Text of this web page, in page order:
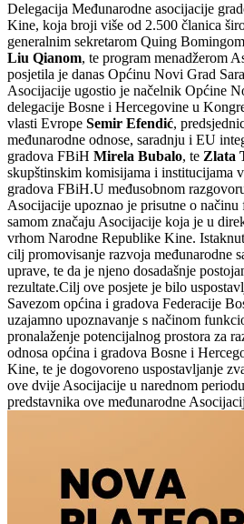
Delegacija Međunarodne asocijacije
Kine, koja broji više od 2.500 članica
generalnim sekretarom Quing
Liu Qianom, te program menadžerom
posjetila je danas Općinu Novi Grad
Asocijacije ugostio je načelnik Općine
delegacije Bosne i Hercegovine u
vlasti Evrope Semir Efendić,
međunarodne odnose, saradnju i EU
gradova FBiH Mirela Bubalo, te Zlata
skupštinskim komisijama i institucijama
gradova FBiH.U međusobnom
Asocijacije upoznao je prisutne o
samom značaju Asocijacije koja je u
vrhom Narodne Republike Kine.
cilj promovisanje razvoja međunarodne
uprave, te da je njeno dosadašnje
rezultate.Cilj ove posjete je bilo
Savezom općina i gradova Federacije
uzajamno upoznavanje s načinom
pronalaženje potencijalnog prostora za
odnosa općina i gradova Bosne i
Kine, te je dogovoreno uspostavljanje
ove dvije Asocijacije u narednom
predstavnika ove međunarodne